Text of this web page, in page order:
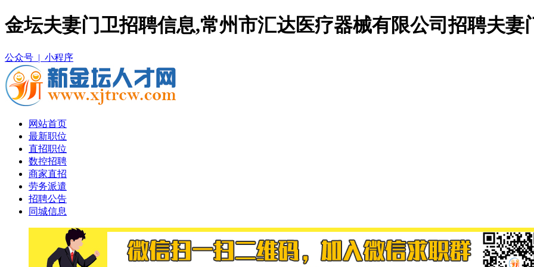
金坛夫妻门卫招聘信息,常州市汇达医疗器械有限公司招聘夫妻
公众号 | 小程序
网站首页
最新职位
直招职位
数控招聘
商家直招
劳务派遣
招聘公告
同城信息